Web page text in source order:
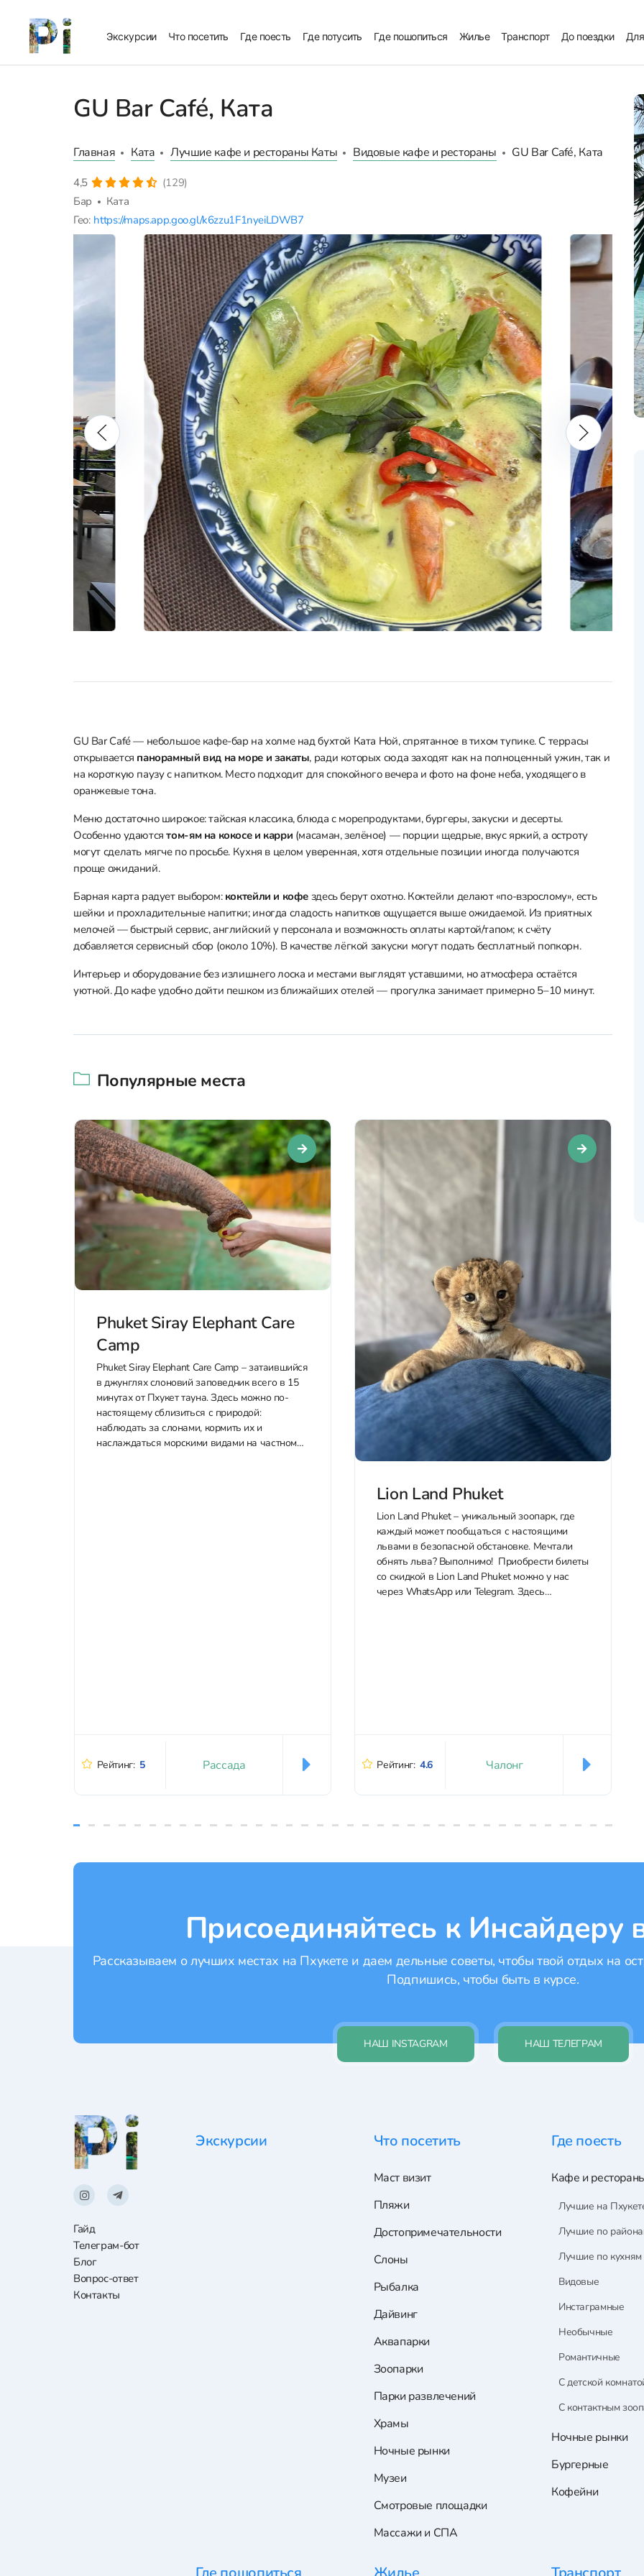
Экскурсии Что посетить Где поесть Где потусить Где пошопиться Жилье Транспорт До поездки
GU Bar Café, Ката
Главная Ката Лучшие кафе и рестораны Каты Видовые кафе и рестораны GU Bar Café, Ката
4,5
(129)
Бар
Ката
Гео: https://maps.app.goo.gl/k6zzu1F1nyeiLDWB7
GU Bar Café — небольшое кафе-бар на холме над бухтой Ката Ной, спрятанное в тихом тупике. С террасы
открывается панорамный вид на море и закаты, ради которых сюда заходят как на полноценный ужин, так и
на короткую паузу с напитком. Место подходит для спокойного вечера и фото на фоне неба, уходящего в
оранжевые тона.
Меню достаточно широкое: тайская классика, блюда с морепродуктами, бургеры, закуски и десерты.
Особенно удаютсятом-ям на кокосе и карри (масаман, зелёное) — порции щедрые, вкус яркий, а остроту
могут сделать мягче по просьбе. Кухня в целом уверенная, хотя отдельные позиции иногда получаются
проще ожиданий.
Барная карта радует выбором:коктейли и кофездесь берут охотно. Коктейли делают «по-взрослому», есть
шейки и прохладительные напитки; иногда сладость напитков ощущается выше ожидаемой. Из приятных
мелочей — быстрый сервис, английский у персонала и возможность оплаты картой/тапом; к счёту
добавляется сервисный сбор (около 10%). В качестве лёгкой закуски могут подать бесплатный попкорн.
Интерьер и оборудование без излишнего лоска и местами выглядят уставшими, но атмосфера остаётся
уютной. До кафе удобно дойти пешком из ближайших отелей — прогулка занимает примерно 5–10 минут.
Популярные места
Phuket Siray Elephant Care
Camp
Phuket Siray Elephant Care Camp – затаившийся
в джунглях слоновий заповедник всего в 15
минутах от Пхукет тауна. Здесь можно по-
настоящему сблизиться с природой:
наблюдать за слонами, кормить их и
наслаждаться морскими видами на частном
Рейтинг: 5 Рассада
Lion Land Phuket
Lion Land Phuket – уникальный зоопарк, где
каждый может пообщаться с настоящими
львами в безопасной обстановке. Мечтали
обнять льва? Выполнимо! Приобрести билеты
со скидкой в Lion Land Phuket можно у нас
через WhatsApp или Telegram. Здесь
Рейтинг: 4.6 Чалонг
Присоединяйтесь к Инсайдеру
Рассказываем о лучших местах на Пхукете и даем дельные советы, чтобы твой отдых на
Подпишись, чтобы быть в курсе.
НАШ INSTAGRAM НАШ ТЕЛЕГРАМ
Гайд
Телеграм-бот
Блог
Вопрос-ответ
Контакты
Экскурсии Что посетить
Маст визит
Пляжи
Достопримечательности
Слоны
Рыбалка
Дайвинг
Аквапарки
Зоопарки
Парки развлечений
Храмы
Ночные рынки
Музеи
Смотровые площадки
Массажи и СПА
Где поесть
Кафе и
Лучшие на
Лучшие по
Лучшие по кухням
Видовые
Инстаграмные
Необычные
Романтичные
С детской
С контактным
Ночные рынки
Бургерные
Кофейни